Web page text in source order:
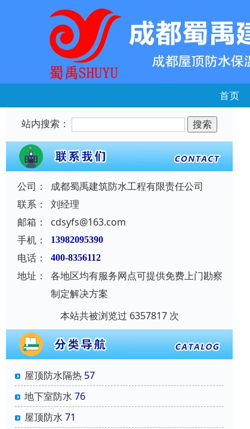
首页
站内搜索：
公司：
成都蜀禹建筑防水工程有限责任公司
联系：
刘经理
邮箱：
cdsyfs@163.com
手机：
13982095390
电话： 400-8356112
地址：
各地区均有服务网点可提供免费上门勘察
制定解决方案
本站共被浏览过 6357817 次
屋顶防水隔热 57
地下室防水 76
屋顶防水 71